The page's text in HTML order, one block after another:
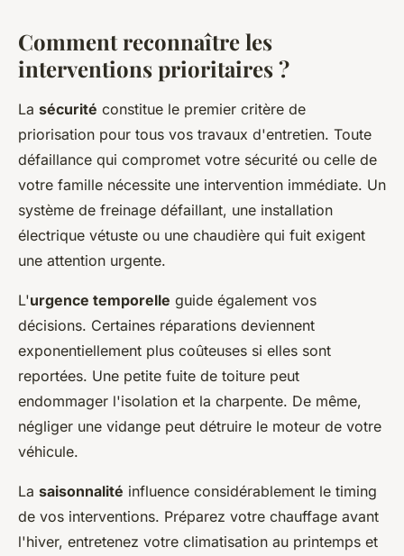
Comment reconnaître les
interventions prioritaires ?
La sécurité constitue le premier critère de
priorisation pour tous vos travaux d'entretien. Toute
défaillance qui compromet votre sécurité ou celle de
votre famille nécessite une intervention immédiate. Un
système de freinage défaillant, une installation
électrique vétuste ou une chaudière qui fuit exigent
une attention urgente.
L'urgence temporelle guide également vos
décisions. Certaines réparations deviennent
exponentiellement plus coûteuses si elles sont
reportées. Une petite fuite de toiture peut
endommager l'isolation et la charpente. De même,
négliger une vidange peut détruire le moteur de votre
véhicule.
La saisonnalité influence considérablement le timing
de vos interventions. Préparez votre chauffage avant
l'hiver, entretenez votre climatisation au printemps et